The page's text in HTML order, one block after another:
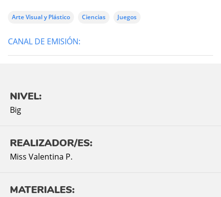
Arte Visual y Plástico Ciencias Juegos
CANAL DE EMISIÓN:
NIVEL:
Big
REALIZADOR/ES:
Miss Valentina P.
MATERIALES: